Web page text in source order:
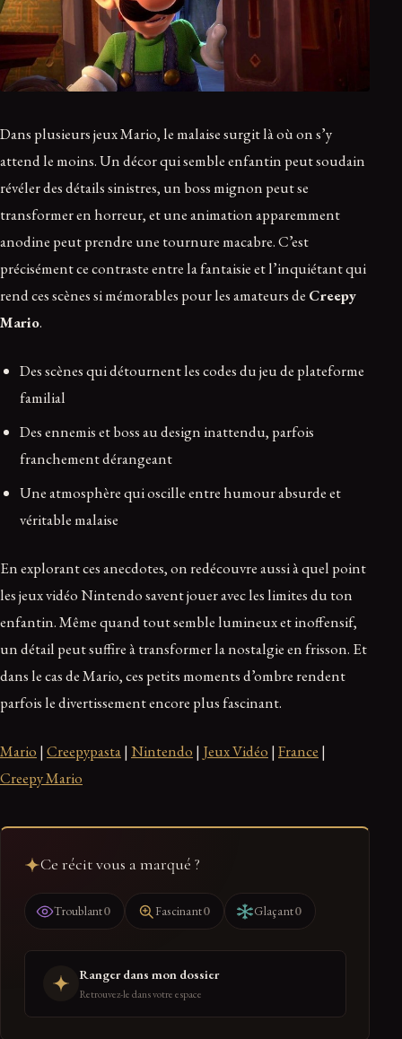
Dans plusieurs jeux Mario, le malaise surgit là où on s’y
attend le moins. Un décor qui semble enfantin peut soudain
révéler des détails sinistres, un boss mignon peut se
transformer en horreur, et une animation apparemment
anodine peut prendre une tournure macabre. C’est
précisément ce contraste entre la fantaisie et l’inquiétant qui
rend ces scènes si mémorables pour les amateurs de Creepy
Mario.
Des scènes qui détournent les codes du jeu de plateforme
familial
Des ennemis et boss au design inattendu, parfois
franchement dérangeant
Une atmosphère qui oscille entre humour absurde et
véritable malaise
En explorant ces anecdotes, on redécouvre aussi à quel point
les jeux vidéo Nintendo savent jouer avec les limites du ton
enfantin. Même quand tout semble lumineux et inoffensif,
un détail peut suffire à transformer la nostalgie en frisson. Et
dans le cas de Mario, ces petits moments d’ombre rendent
parfois le divertissement encore plus fascinant.
Mario | Creepypasta| Nintendo | Jeux Vidéo | France |
Creepy Mario
Ce récit vous a marqué ?
Troublant0 Fascinant0 Glaçant0
Ranger dans mon dossier
Retrouvez-le dans votre espace